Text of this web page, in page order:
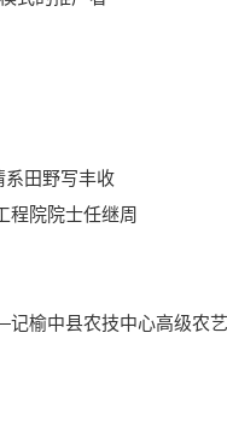
系田野写丰收
院院士任继周
榆中县农技中心高级农